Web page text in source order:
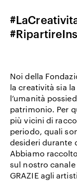
COGNOME
Noi della
la creatività sia
l’umanità
patrimonio. Per
più vicini di
periodo, quali
desideri durante
Abbiamo
sul nostro canale
GRAZIE agli